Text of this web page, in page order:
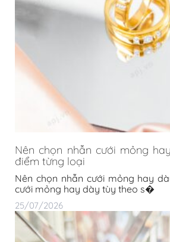
Nên chọn nhẫn cưới mỏng
điểm từng loại
Nên chọn nhẫn cưới mỏng hay
cưới mỏng hay dày tùy theo s�
25/07/2026